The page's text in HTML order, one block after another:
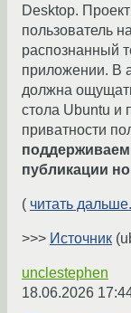
Desktop.
пользователь
распознанный
приложении. В
должна
стола Ubuntu и
приватности
публикации
( читать
>>> Источник
unclestephen
18.06.2026